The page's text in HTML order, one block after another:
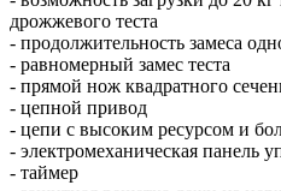
дрожжевого теста
- продолжительность замеса
- равномерный замес теста
- прямой нож квадратного
- цепной привод
- цепи с высоким ресурсом и
- электромеханическая панель
- таймер